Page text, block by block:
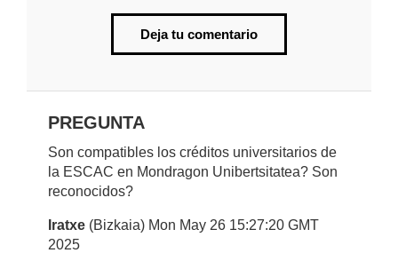
Deja tu comentario
PREGUNTA
Son compatibles los créditos universitarios de
la ESCAC en Mondragon Unibertsitatea? Son
reconocidos?
Iratxe (Bizkaia) Mon May 26 15:27:20 GMT
2025